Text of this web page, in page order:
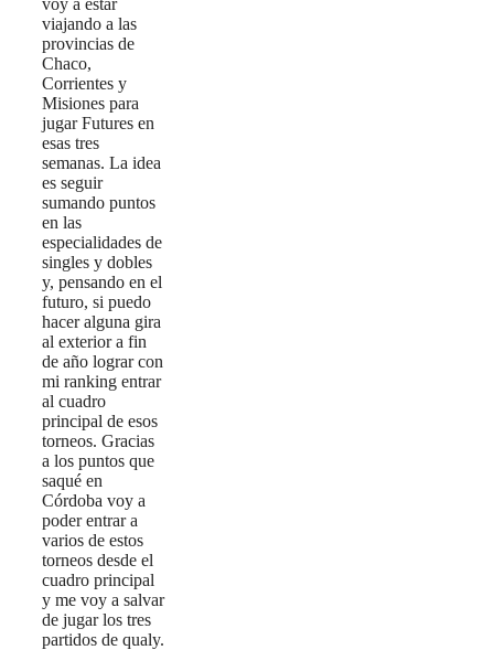
viajando a las
provincias de
Chaco,
Corrientes y
Misiones para
jugar Futures en
esas tres
semanas. La idea
es seguir
sumando puntos
en las
especialidades de
singles y dobles
y, pensando en el
futuro, si puedo
hacer alguna gira
al exterior a fin
de año lograr con
mi ranking entrar
al cuadro
principal de esos
torneos. Gracias
a los puntos que
saqué en
Córdoba voy a
poder entrar a
varios de estos
torneos desde el
cuadro principal
y me voy a salvar
de jugar los tres
partidos de qualy.